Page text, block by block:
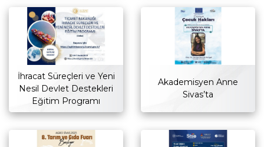
İhracat Süreçleri ve Yeni
Nesil Devlet Destekleri
Eğitim Programı
Akademisyen Anne
Sivas’ta